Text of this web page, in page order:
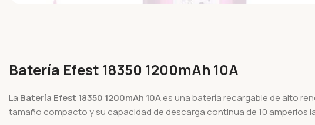
Batería Efest 18350 1200mAh 10A
La Batería Efest 18350 1200mAh 10Aes una batería recargable de alto
tamaño compacto y su capacidad de descarga continua de 10